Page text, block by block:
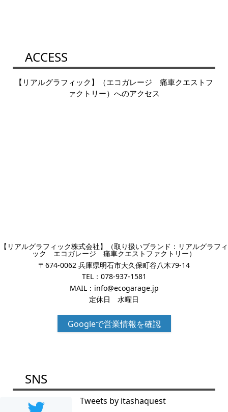
ACCESS
【リアルグラフィック】（エコガレージ 痛車クエストフ
ァクトリー）へのアクセス
【リアルグラフィック株式会社】（取り扱いブランド：リアルグラフィ
ック エコガレージ 痛車クエストファクトリー）
〒674-0062 兵庫県明石市大久保町谷八木79-14
TEL： 078-937-1581
MAIL： info@ecogarage.jp
定休日 水曜日
Googleで営業情報を確認
SNS
Tweets by itashaquest